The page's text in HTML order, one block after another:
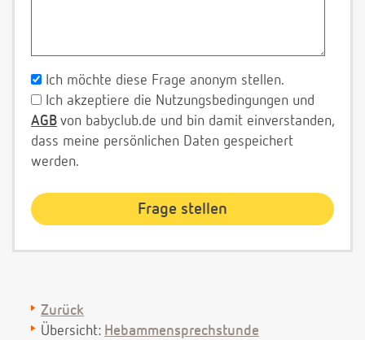
Ich möchte diese Frage anonym stellen.
Ich akzeptiere die Nutzungsbedingungen und
AGB von babyclub.de und bin damit einverstanden,
dass meine persönlichen Daten gespeichert
werden.
Zurück
Übersicht: Hebammensprechstunde